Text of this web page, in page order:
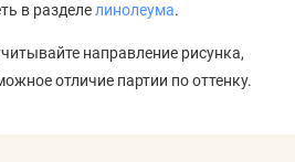
в разделелинолеума.
направление рисунка,
отличие партии по оттенку.